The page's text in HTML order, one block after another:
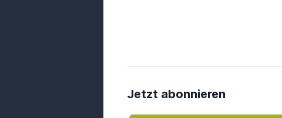
Jetzt abonnieren